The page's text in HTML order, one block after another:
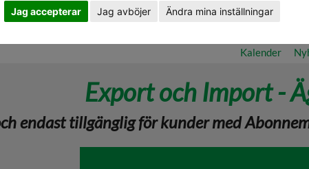
Jag accepterar Jag avböjer Ändra mina inställningar
2.0
Kalender
Export och Import -
endast tillgänglig för kunder med